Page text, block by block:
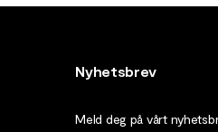
Nyhetsbrev
Meld deg på vårt